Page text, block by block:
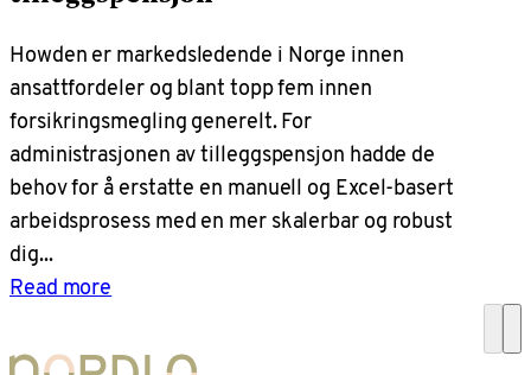
Howden er markedsledende i Norge innen
ansattfordeler og blant topp fem innen
forsikringsmegling generelt. For
administrasjonen av tilleggspensjon hadde de
behov for å erstatte en manuell og Excel-basert
arbeidsprosess med en mer skalerbar og robust
dig...
Read more